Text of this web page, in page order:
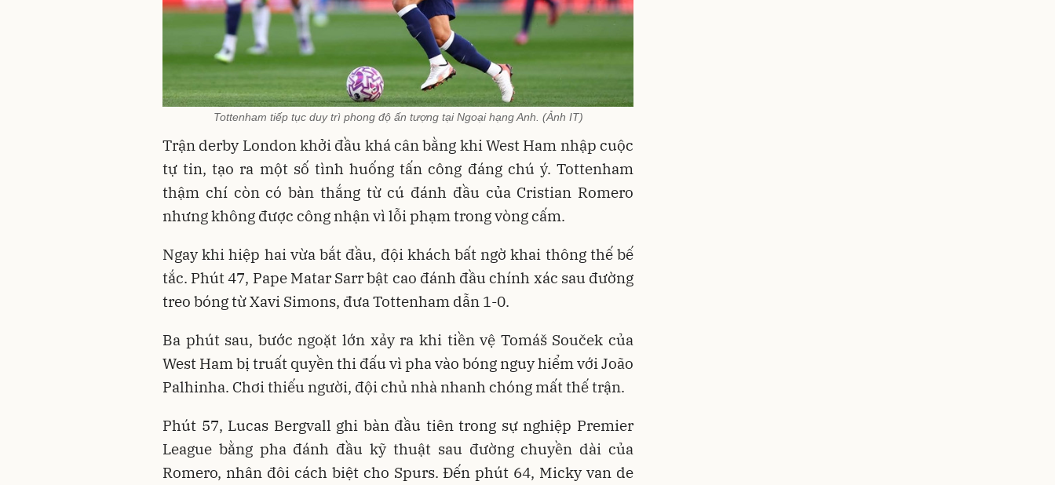
Tottenham tiếp tục duy trì phong độ ấn tượng tại Ngoại hạng Anh. (Ảnh IT)
Trận derby London khởi đầu khá cân bằng khi West Ham nhập cuộc
tự tin, tạo ra một số tình huống tấn công đáng chú ý. Tottenham
thậm chí còn có bàn thắng từ cú đánh đầu của Cristian Romero
nhưng không được công nhận vì lỗi phạm trong vòng cấm.
Ngay khi hiệp hai vừa bắt đầu, đội khách bất ngờ khai thông thế bế
tắc. Phút 47, Pape Matar Sarr bật cao đánh đầu chính xác sau đường
treo bóng từ Xavi Simons, đưa Tottenham dẫn 1-0.
Ba phút sau, bước ngoặt lớn xảy ra khi tiền vệ Tomáš Souček của
West Ham bị truất quyền thi đấu vì pha vào bóng nguy hiểm với João
Palhinha. Chơi thiếu người, đội chủ nhà nhanh chóng mất thế trận.
Phút 57, Lucas Bergvall ghi bàn đầu tiên trong sự nghiệp Premier
League bằng pha đánh đầu kỹ thuật sau đường chuyền dài của
Romero, nhân đôi cách biệt cho Spurs. Đến phút 64, Micky van de